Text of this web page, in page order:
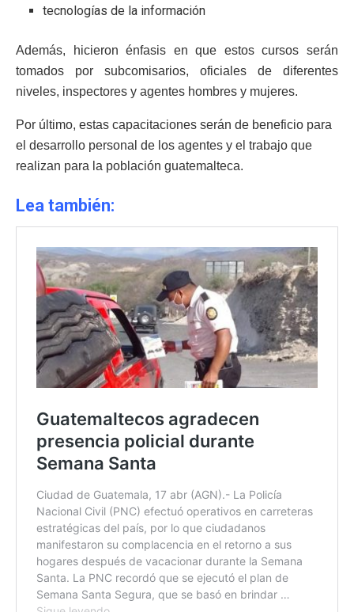
tecnologías de la información
Además, hicieron énfasis en que estos cursos serán
tomados por subcomisarios, oficiales de diferentes
niveles, inspectores y agentes hombres y mujeres.
Por último, estas capacitaciones serán de beneficio para
el desarrollo personal de los agentes y el trabajo que
realizan para la población guatemalteca.
Lea también: